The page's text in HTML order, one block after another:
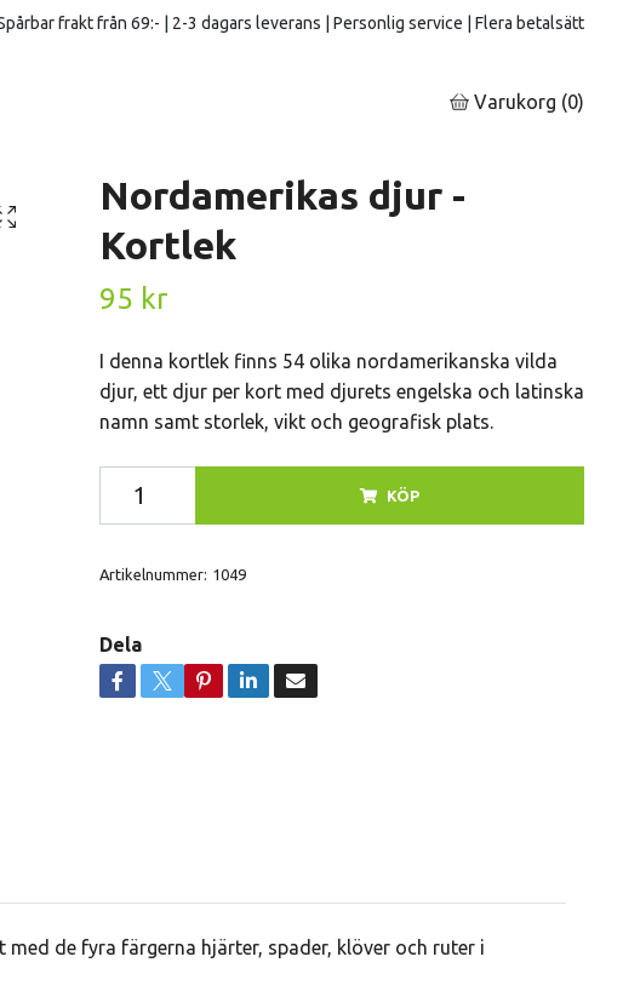
frakt från 69:- | 2-3 dagars leverans | Personlig service | Flera betalsätt
Varukorg (0)
Nordamerikas djur -
Kortlek
95 kr
I denna kortlek finns 54 olika nordamerikanska vilda
djur, ett djur per kort med djurets engelska och latinska
namn samt storlek, vikt och geografisk plats.
KÖP
Artikelnummer: 1049
Dela
de fyra färgerna hjärter, spader, klöver och ruter i